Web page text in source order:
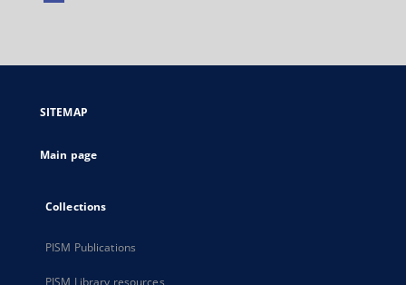
open
new
SITEMAP
Main page
Collections
PISM Publications
PISM Library resources